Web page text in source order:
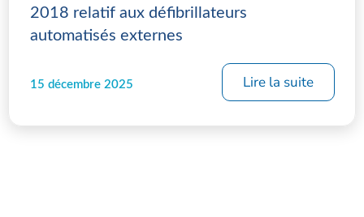
2018 relatif aux défibrillateurs
automatisés externes
15 décembre 2025 Lire la suite